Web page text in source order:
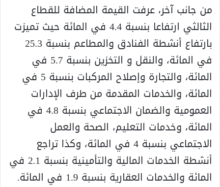
من جانب آخر، عرفت القيمة المضافة للقطاع
الثالثي ارتفاعا بنسبة 4.4 في المائة حيث تميزت
بارتفاع أنشطة الفنادق والمطاعم بنسبة 25.3
في المائة، والنقل و التخزين بنسبة 5.7 في
المائة، والتجارة وإصلاح المركبات بنسبة 5 في
المائة، والخدمات المقدمة من طرف الإدارات
العمومية والضمان الاجتماعي بنسبة 4.8 في
المائة، وخدمات التعليم، الصحة والعمل
الاجتماعي بنسبة 4 في المائة، وكذا تراجع
أنشطة الخدمات المالية والتأمينية بنسبة 2.1 في
المائة والخدمات العقارية بنسبة 1.9 في المائة.